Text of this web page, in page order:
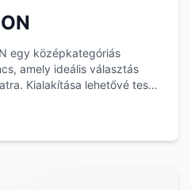
egy középkategóriás
amely ideális választás
Kialakítása lehetővé teszi